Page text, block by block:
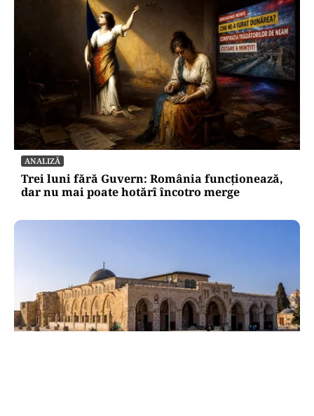
ANALIZĂ
Trei luni fără Guvern: România funcționează,
dar nu mai poate hotărî încotro merge